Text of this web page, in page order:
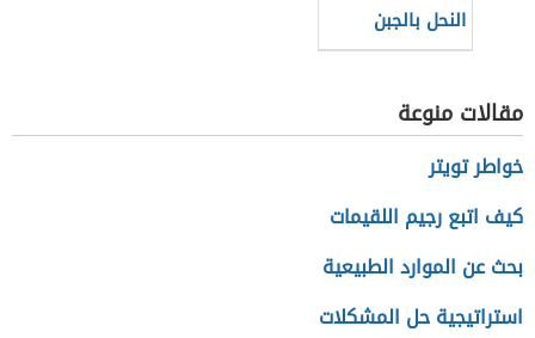
النحل بالجبن
والحليب المكثف
مقالات منوعة
خواطر تويتر
كيف اتبع رجيم اللقيمات
بحث عن الموارد الطبيعية
استراتيجية حل المشكلات